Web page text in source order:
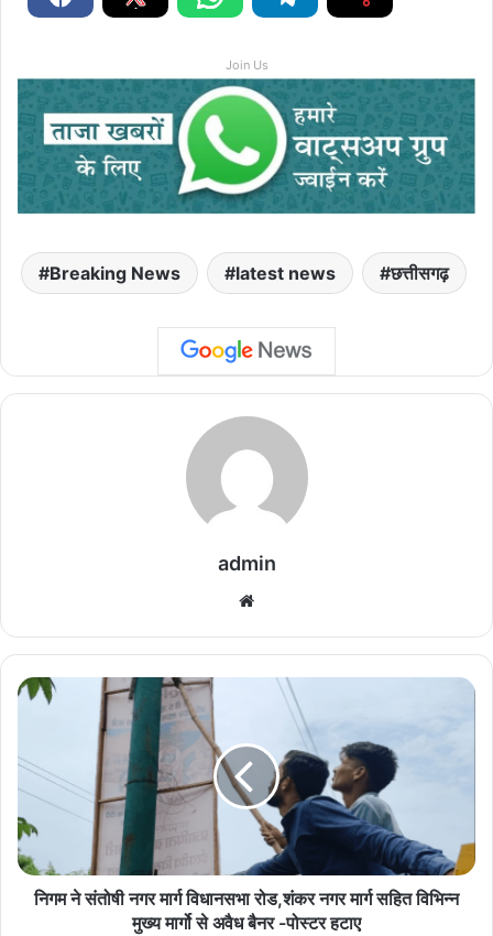
Join Us
Breaking News latest news छत्तीसगढ़
admin
te
नि
ने
षी
न
ग
निगम ने संतोषी नगर मार्ग विधानसभा रोड,शंकर नगर मार्ग सहित विभिन्न
मुख्य मार्गो से अवैध बैनर -पोस्टर हटाए